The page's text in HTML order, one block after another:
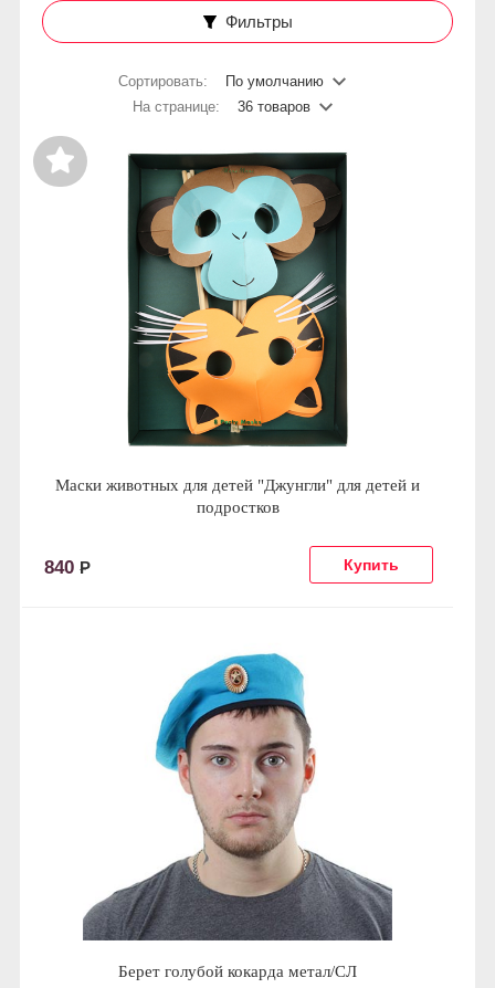
Фильтры
Сортировать:
По умолчанию
На странице:
36 товаров
Маски животных для детей "Джунгли" для детей и
подростков
840 Р
Берет голубой кокарда метал/СЛ